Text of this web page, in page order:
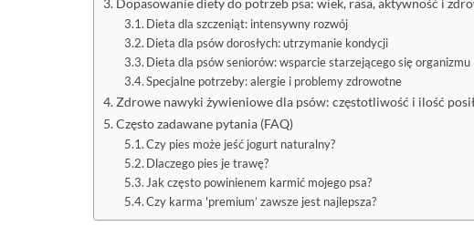
Dopasowanie diety do potrzeb psa: wiek, rasa, aktywność i
Dieta dla szczeniąt: intensywny rozwój
Dieta dla psów dorosłych: utrzymanie kondycji
Dieta dla psów seniorów: wsparcie starzejącego się organizmu
Specjalne potrzeby: alergie i problemy zdrowotne
Zdrowe nawyki żywieniowe dla psów: częstotliwość i ilość
Często zadawane pytania (FAQ)
Czy pies może jeść jogurt naturalny?
Dlaczego pies je trawę?
Jak często powinienem karmić mojego psa?
Czy karma 'premium’ zawsze jest najlepsza?